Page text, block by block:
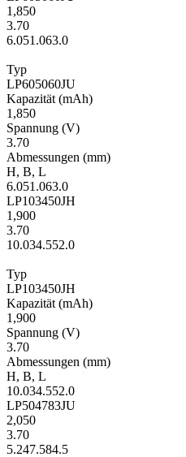
1,850
3.70
6.051.063.0
Typ
LP605060JU
Kapa­zität (mAh)
1,850
Span­nung (V)
3.70
Ab­mes­sungen (mm)
H, B, L
6.051.063.0
LP103450JH
1,900
3.70
10.034.552.0
Typ
LP103450JH
Kapa­zität (mAh)
1,900
Span­nung (V)
3.70
Ab­mes­sungen (mm)
H, B, L
10.034.552.0
LP504783JU
2,050
3.70
5.247.584.5